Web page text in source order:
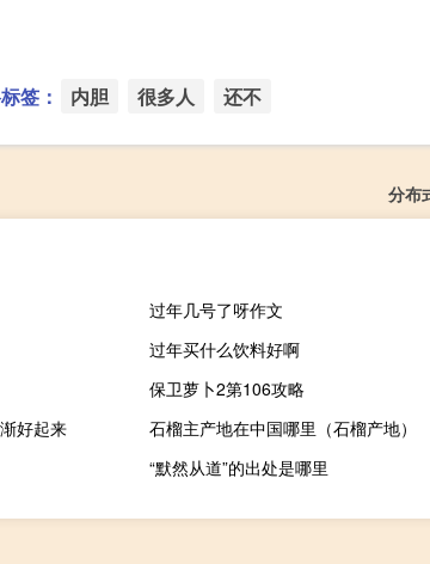
签： 内胆 很多人 还不
分布
过年几号了呀作文
过年买什么饮料好啊
保卫萝卜2第106攻略
好起来
石榴主产地在中国哪里（石榴产地）
“默然从道”的出处是哪里